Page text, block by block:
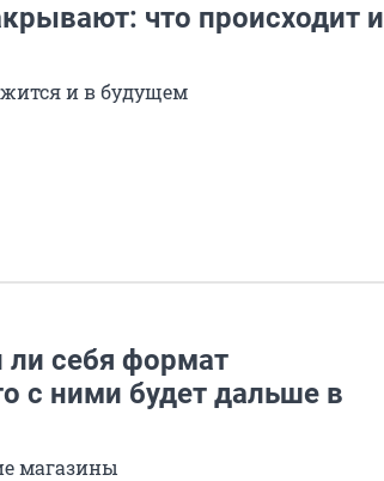
что происходит и
и в будущем
себя формат
с ними будет дальше в
магазины